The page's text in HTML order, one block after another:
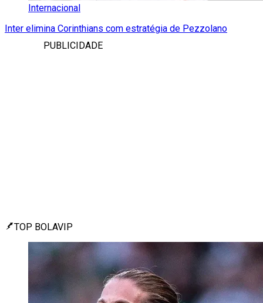
Internacional
Inter elimina Corinthians com estratégia de Pezzolano
PUBLICIDADE
TOP BOLAVIP